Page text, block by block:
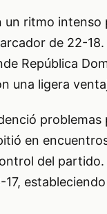
ritmo intenso
de 22-
República
una ligera
en
del